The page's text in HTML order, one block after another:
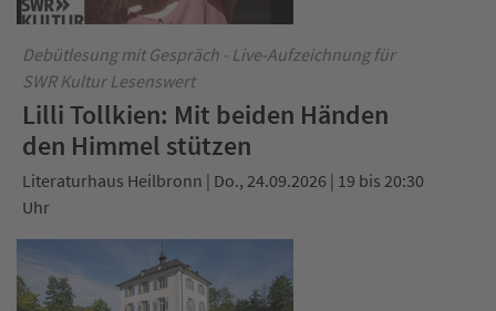
Debütlesung mit Gespräch - Live-Aufzeichnung für
SWR Kultur Lesenswert
Lilli Tollkien: Mit beiden Händen
den Himmel stützen
Literaturhaus Heilbronn | Do., 24.09.2026 | 19 bis 20:30
Uhr